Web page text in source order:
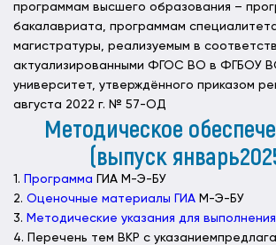
программам высшего образования –
бакалавриата, программам
магистратуры, реализуемым в
актуализированными ФГОС ВО в ФГБОУ
университет, утверждённого приказом
августа 2022 г. № 57-ОД
Методическое
(выпуск
1. Программа ГИА М-Э-БУ
2. Оценочные материалы ГИА М-Э-БУ
3. Методические указания для
4. Перечень тем ВКР с